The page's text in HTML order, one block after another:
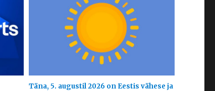
Täna, 5. augustil 2026 on Eestis vähese ja